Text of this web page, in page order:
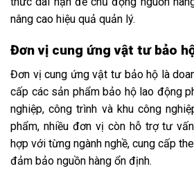
nâng cao hiệu quả quản lý.
Đơn vị cung ứng vật tư bảo
Đơn vị cung ứng vật tư bảo hộ là
cấp các sản phẩm bảo hộ lao động
nghiệp, công trình và khu công
phẩm, nhiều đơn vị còn hỗ trợ tư
hợp với từng ngành nghề, cung cấp
đảm bảo nguồn hàng ổn định.